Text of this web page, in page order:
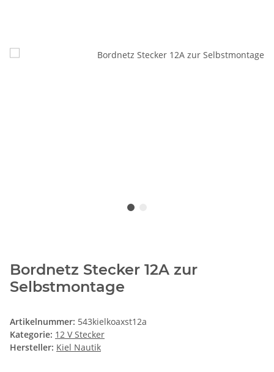
Bordnetz Stecker 12A zur
Selbstmontage
Artikelnummer: 543kielkoaxst12a
Kategorie: 12 V Stecker
Hersteller: Kiel Nautik